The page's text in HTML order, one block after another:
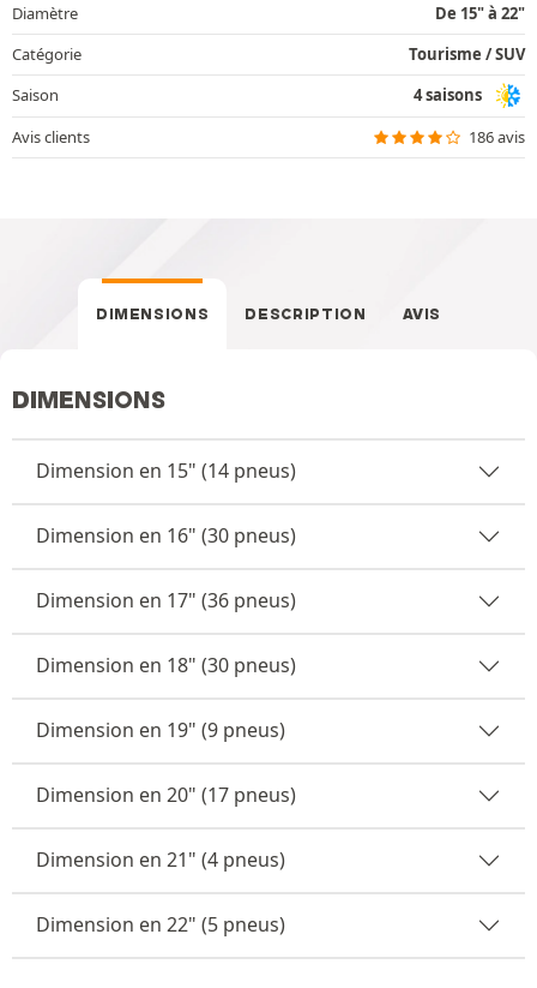
Diamètre
De 15" à 22"
Catégorie
Tourisme / SUV
Saison
4 saisons
Avis clients
186 avis
DIMENSIONS DESCRIPTION AVIS
DIMENSIONS
Dimension en 15" (14 pneus)
Dimension en 16" (30 pneus)
Dimension en 17" (36 pneus)
Dimension en 18" (30 pneus)
Dimension en 19" (9 pneus)
Dimension en 20" (17 pneus)
Dimension en 21" (4 pneus)
Dimension en 22" (5 pneus)